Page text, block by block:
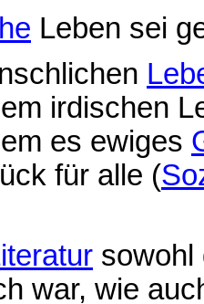
Leben sei
irdischen
es ewiges
für alle (
sowohl
war, wie